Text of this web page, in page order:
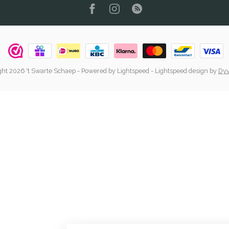
2026 't Swarte Schaep- Powered by Lightspeed - Lightspeed design by